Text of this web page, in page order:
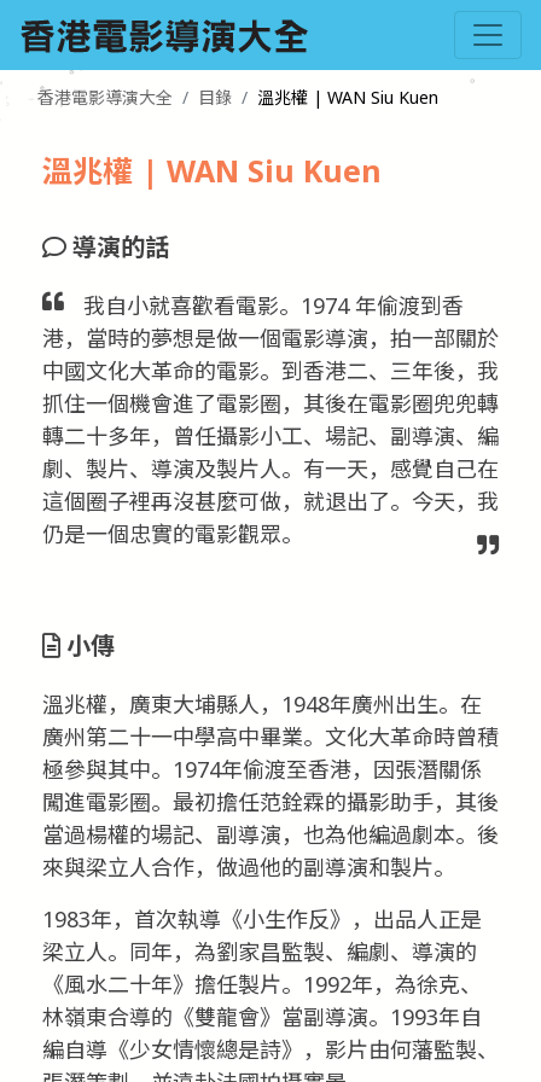
香港電影導演大全 目錄 溫兆權 | WAN Siu Kuen
溫兆權 | WAN Siu Kuen
導演的話
我自小就喜歡看電影。1974 年偷渡到香
港，當時的夢想是做一個電影導演，拍一部關於
中國文化大革命的電影。到香港二、三年後，我
抓住一個機會進了電影圈，其後在電影圈兜兜轉
轉二十多年，曾任攝影小工、場記、副導演、編
劇、製片、導演及製片人。有一天，感覺自己在
這個圈子裡再沒甚麼可做，就退出了。今天，我
仍是一個忠實的電影觀眾。
小傳
溫兆權，廣東大埔縣人，1948年廣州出生。在
廣州第二十一中學高中畢業。文化大革命時曾積
極參與其中。1974年偷渡至香港，因張潛關係
闖進電影圈。最初擔任范銓霖的攝影助手，其後
當過楊權的場記、副導演，也為他編過劇本。後
來與梁立人合作，做過他的副導演和製片。
1983年，首次執導《小生作反》，出品人正是
梁立人。同年，為劉家昌監製、編劇、導演的
《風水二十年》擔任製片。1992年，為徐克、
林嶺東合導的《雙龍會》當副導演。1993年自
編自導《少女情懷總是詩》，影片由何藩監製、